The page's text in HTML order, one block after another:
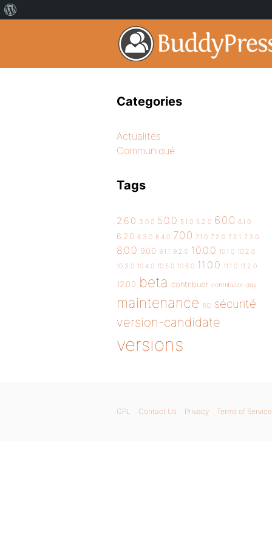
Categories
Actualités
Communiqué
Tags
2.6.0 3.0.0 5.0.0 5.1.0 5.2.0 6.0.0 6.1.0
6.2.0 6.3.0 6.4.0 7.0.0 7.1.0 7.2.0 7.2.1 7.3.0
8.0.0 9.0.0 9.1.1 9.2.0 10.0.0 10.1.0 10.2.0
10.3.0 10.4.0 10.5.0 10.6.0 11.0.0 11.1.0 11.2.0
12.0.0 beta contribuer contributor-day
maintenance RC sécurité
version-candidate
versions
GPL Contact Us Privacy Terms of Service